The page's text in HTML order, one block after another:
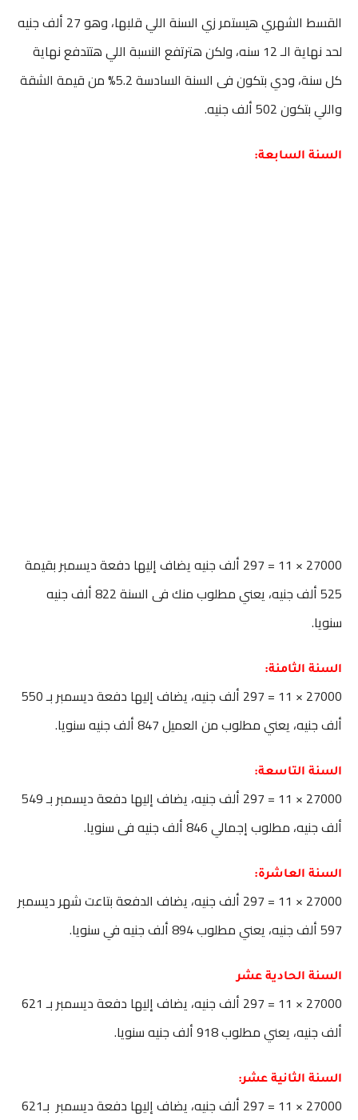
القسط الشهري هيستمر زي السنة اللي قلبها، وهو 27 ألف جنيه
لحد نهاية الـ 12 سنه، ولكن هترتفع النسبة اللي هتتدفع نهاية
كل سنة، ودي بتكون فى السنة السادسة 5.2% من قيمة الشقة
واللي بتكون 502 ألف جنيه.
السنة السابعة:
27000 × 11 = 297 ألف جنيه يضاف إليها دفعة ديسمبر بقيمة
525 ألف جنيه، يعني مطلوب منك فى السنة 822 ألف جنيه
سنويا.
السنة الثامنة:
27000 × 11 = 297 ألف جنيه، يضاف إليها دفعة ديسمبر بـ 550
ألف جنيه، يعني مطلوب من العميل 847 ألف جنيه سنويا.
السنة التاسعة:
27000 × 11 = 297 ألف جنيه، يضاف إليها دفعة ديسمبر بـ 549
ألف جنيه، مطلوب إجمالي 846 ألف جنيه فى سنويا.
السنة العاشرة:
27000 × 11 = 297 ألف جنيه، يضاف الدفعة بتاعت شهر ديسمبر
597 ألف جنيه، يعني مطلوب 894 ألف جنيه في سنويا.
السنة الحادية عشر
27000 × 11 = 297 ألف جنيه، يضاف إليها دفعة ديسمبر بـ 621
ألف جنيه، يعني مطلوب 918 ألف جنيه سنويا.
السنة الثانية عشر:
27000 × 11 = 297 ألف جنيه، يضاف إليها دفعة ديسمبر بـ621